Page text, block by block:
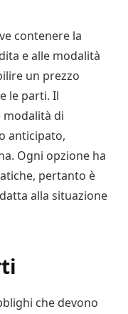
contenere la
e alle modalità
un prezzo
le parti. Il
di
anticipato,
Ogni opzione ha
pertanto è
alla situazione
che devono